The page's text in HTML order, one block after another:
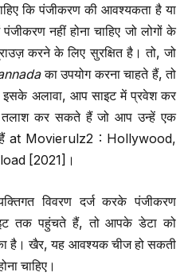
कि पंजीकरण की आवश्यकता है या
नहीं होना चाहिए जो लोगों के
करने के लिए सुरक्षित है। तो, जो
का उपयोग करना चाहते हैं, तो
इसके अलावा, आप साइट में प्रवेश कर
तलाश कर सकते हैं जो आप उन्हें एक
at Movierulz2 : Hollywood,
[2021]।
विवरण दर्ज करके पंजीकरण
तक पहुंचते हैं, तो आपके डेटा को
है। खैर, यह आवश्यक चीज हो सकती
चाहिए।